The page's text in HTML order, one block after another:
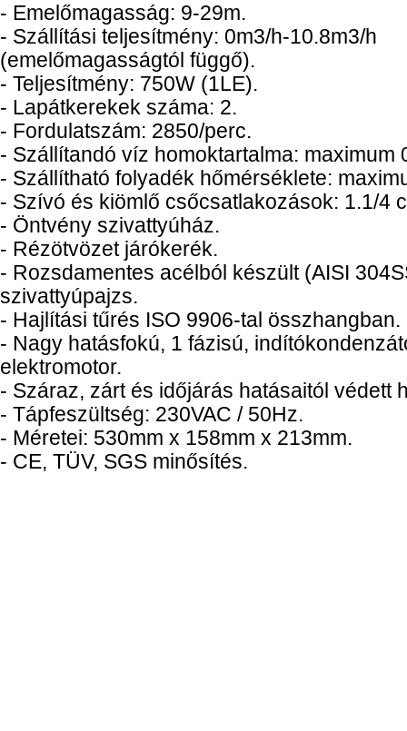
- Emelőmagasság: 9-29m.
- Szállítási teljesítmény: 0m3/h-10.8m3/h
(emelőmagasságtól függő).
- Teljesítmény: 750W (1LE).
- Lapátkerekek száma: 2.
- Fordulatszám: 2850/perc.
- Szállítandó víz homoktartalma: maximum
- Szállítható folyadék hőmérséklete:
- Szívó és kiömlő csőcsatlakozások: 1.1/4
- Öntvény szivattyúház.
- Rézötvözet járókerék.
- Rozsdamentes acélból készült (AISI
szivattyúpajzs.
- Hajlítási tűrés ISO 9906-tal összhangban.
- Nagy hatásfokú, 1 fázisú,
elektromotor.
- Száraz, zárt és időjárás hatásaitól védett
- Tápfeszültség: 230VAC / 50Hz.
- Méretei: 530mm x 158mm x 213mm.
- CE, TÜV, SGS minősítés.